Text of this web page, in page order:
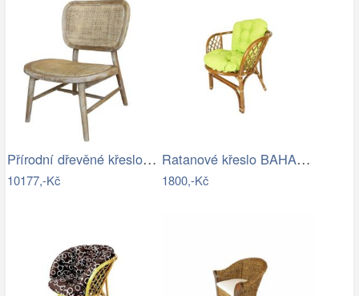
Přírodní dřevěné křeslo s výpletem…
10177,-Kč
Ratanové křeslo BAHAMA - tmavé
1800,-Kč